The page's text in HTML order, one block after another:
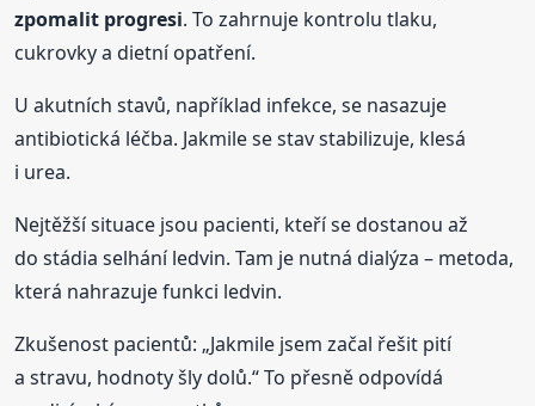
zpomalit progresi. To zahrnuje kontrolu tlaku,
cukrovky a dietní opatření.
U akutních stavů, například infekce, se nasazuje
antibiotická léčba. Jakmile se stav stabilizuje, klesá
i urea.
Nejtěžší situace jsou pacienti, kteří se dostanou až
do stádia selhání ledvin. Tam je nutná dialýza – metoda,
která nahrazuje funkci ledvin.
Zkušenost pacientů: „Jakmile jsem začal řešit pití
a stravu, hodnoty šly dolů.“ To přesně odpovídá